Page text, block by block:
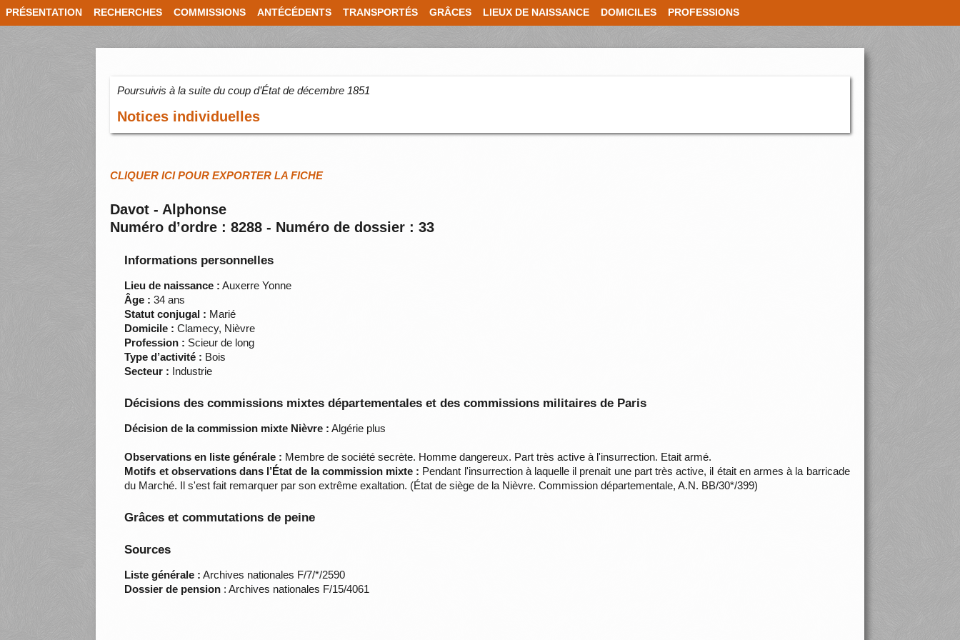
PRÉSENTATION RECHERCHES COMMISSIONS ANTÉCÉDENTS TRANSPORTÉS GRÂCES LIEUX DE NAISSANCE DOMICILES PROFESSIONS
Poursuivis à la suite du coup d’État de décembre 1851
Notices individuelles
CLIQUER ICI POUR EXPORTER LA FICHE
Davot - Alphonse
Numéro d’ordre : 8288 - Numéro de dossier : 33
Informations personnelles
Lieu de naissance : Auxerre Yonne
Âge : 34 ans
Statut conjugal : Marié
Domicile : Clamecy, Nièvre
Profession : Scieur de long
Type d’activité : Bois
Secteur : Industrie
Décisions des commissions mixtes départementales et des commissions militaires de Paris
Décision de la commission mixte Nièvre : Algérie plus
Observations en liste générale : Membre de société secrète. Homme dangereux. Part très active à l'insurrection. Etait armé.
Motifs et observations dans l’État de la commission mixte : Pendant l'insurrection à laquelle il prenait une part très active, il était en armes à la barricade
du Marché. Il s'est fait remarquer par son extrême exaltation. (État de siège de la Nièvre. Commission départementale, A.N. BB/30*/399)
Grâces et commutations de peine
Sources
Liste générale : Archives nationales F/7/*/2590
Dossier de pension : Archives nationales F/15/4061